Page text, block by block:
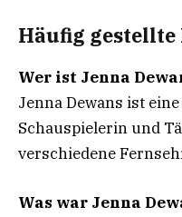
Häufig gestellte
Wer ist Jenna
Jenna Dewans ist
Schauspielerin und
verschiedene
Was war Jenna